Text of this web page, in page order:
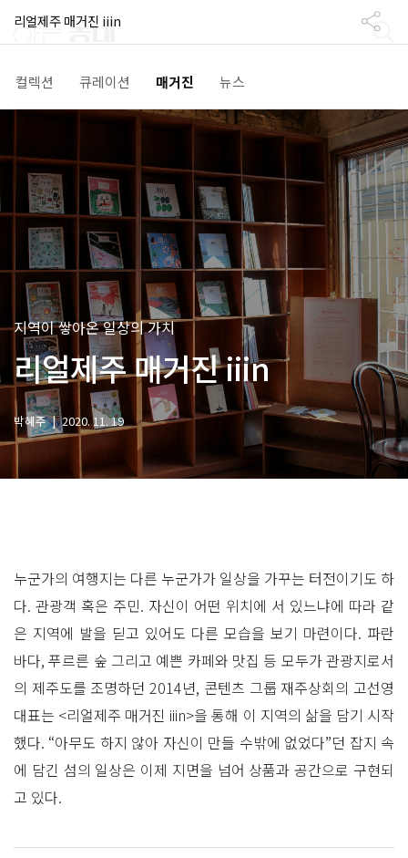
컬렉션 큐레이션 매거진 뉴스
지역이 쌓아온 일상의 가치
리얼제주 매거진 iiin
박혜주 | 2020. 11. 19
리얼제주 매거진 iiin
누군가의 여행지는 다른 누군가가 일상을 가꾸는 터전이기도 하
다. 관광객 혹은 주민. 자신이 어떤 위치에 서 있느냐에 따라 같
은 지역에 발을 딛고 있어도 다른 모습을 보기 마련이다. 파란
바다, 푸르른 숲 그리고 예쁜 카페와 맛집 등 모두가 관광지로서
의 제주도를 조명하던 2014년, 콘텐츠 그룹 재주상회의 고선영
대표는 <리얼제주 매거진 iiin>을 통해 이 지역의 삶을 담기 시작
했다. “아무도 하지 않아 자신이 만들 수밖에 없었다”던 잡지 속
에 담긴 섬의 일상은 이제 지면을 넘어 상품과 공간으로 구현되
고 있다.